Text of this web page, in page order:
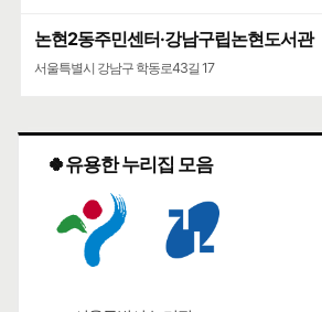
논현2동주민센터·강남구립논현도서관
서울특별시 강남구 학동로43길 17
🍀유용한 누리집 모음